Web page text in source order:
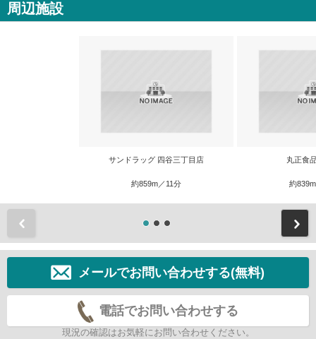
周辺施設
サンドラッグ 四谷三丁目店
約859m／11分
丸正食
約
メールでお問い合わせする(無料)
電話でお問い合わせする
現況の確認はお気軽にお問い合わせください。